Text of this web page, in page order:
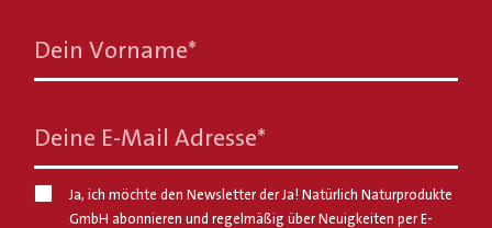
Dein Vorname*
Deine E-Mail Adresse*
Ja, ich möchte den Newsletter der Ja! Natürlich Naturprodukte
GmbH abonnieren und regelmäßig über Neuigkeiten per E-